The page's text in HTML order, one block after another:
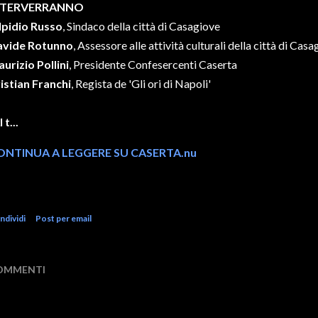
Russo, Sindaco della città di Casagiove
Rotunno, Assessore alle attività culturali della città di
Pollini, Presidente Confesercenti Caserta
Franchi, Regista de 'Gli ori di Napoli'
t...
A LEGGERE SU CASERTA.nu
Post per email